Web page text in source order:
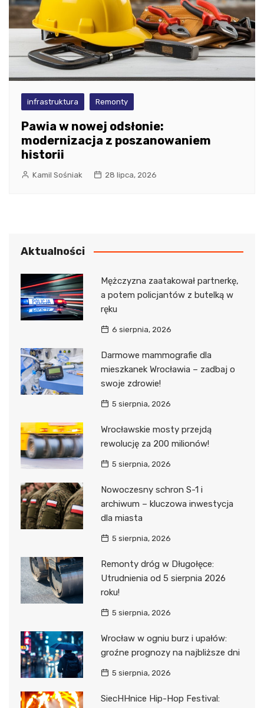
infrastruktura Remonty
Pawia w nowej odsłonie:
modernizacja z poszanowaniem
historii
Kamil Sośniak 28 lipca, 2026
Aktualności
Mężczyzna zaatakował partnerkę,
a potem policjantów z butelką w
ręku
6 sierpnia, 2026
Darmowe mammografie dla
mieszkanek Wrocławia – zadbaj o
swoje zdrowie!
5 sierpnia, 2026
Wrocławskie mosty przejdą
rewolucję za 200 milionów!
5 sierpnia, 2026
Nowoczesny schron S-1 i
archiwum – kluczowa inwestycja
dla miasta
5 sierpnia, 2026
Remonty dróg w Długołęce:
Utrudnienia od 5 sierpnia 2026
roku!
5 sierpnia, 2026
Wrocław w ogniu burz i upałów:
groźne prognozy na najbliższe dni
5 sierpnia, 2026
SiecHHnice Hip-Hop Festival: